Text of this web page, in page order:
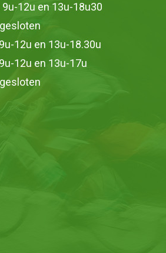
9u-12u en 13u-18u30
12u en 13u-18.30u
12u en 13u-17u